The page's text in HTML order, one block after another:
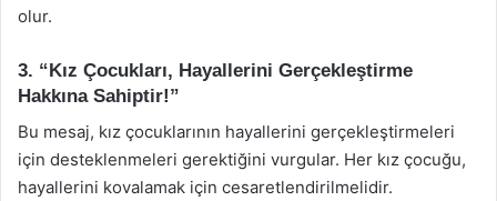
olur.
3. “Kız Çocukları, Hayallerini Gerçekleştirme
Hakkına Sahiptir!”
Bu mesaj, kız çocuklarının hayallerini gerçekleştirmeleri
için desteklenmeleri gerektiğini vurgular. Her kız çocuğu,
hayallerini kovalamak için cesaretlendirilmelidir.